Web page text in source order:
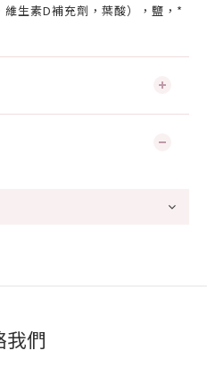
生素D補充劑，葉酸），鹽，*
我們